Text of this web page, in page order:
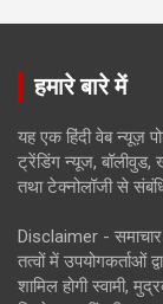
हमारे बारे में
यह एक हिंदी वेब न्यूज़
ट्रेंडिंग न्यूज,
तथा टेक्नोलॉजी से
Disclaimer -
तत्वों में उपयोगकर्ताओं
शामिल होगी स्वामी,